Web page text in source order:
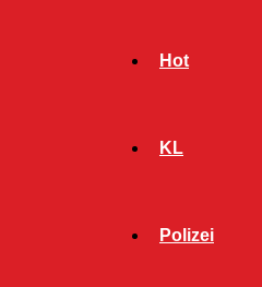
Hot
KL
Polizei